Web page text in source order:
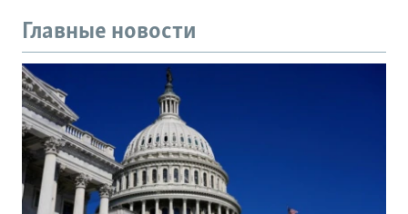
Главные новости